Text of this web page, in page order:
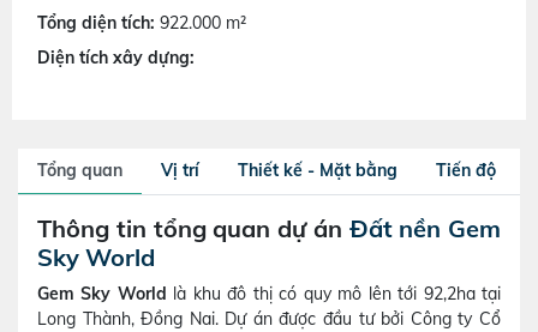
Tổng diện tích: 922.000 m²
Diện tích xây dựng:
Tổng quan Vị trí Thiết kế - Mặt bằng Tiến độ
Thông tin tổng quan dự án Đất nền Gem
Sky World
Gem Sky World là khu đô thị có quy mô lên tới 92,2ha tại
Long Thành, Đồng Nai. Dự án được đầu tư bởi Công ty Cổ